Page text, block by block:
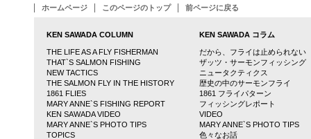
ホームページ このページのトップ 前ページに戻る
KEN SAWADA COLUMN
THE LIFE AS A FLY FISHERMAN
THAT`S SALMON FISHING
NEW TACTICS
THE SALMON FLY IN THE HISTORY
1861 FLIES
MARY ANNE`S FISHING REPORT
KEN SAWADA VIDEO
MARY ANNE`S PHOTO TIPS
TOPICS
KEN SAWADA コラム
だから、フライは止められない
ザッツ・サーモンフィッシング
ニュータクティクス
歴史の中のサーモンフライ
1861 フライパターン
フィッシングレポート
VIDEO
MARY ANNE`S PHOTO TIPS
色々なお話